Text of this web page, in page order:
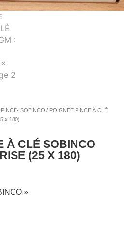
SOBINCO / POIGNÉE PINCE À CLÉ
x 180)
À CLÉ SOBINCO
(25 X 180)
»